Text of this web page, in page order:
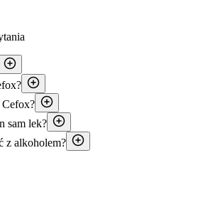
Cefox?
sam lek?
z alkoholem?